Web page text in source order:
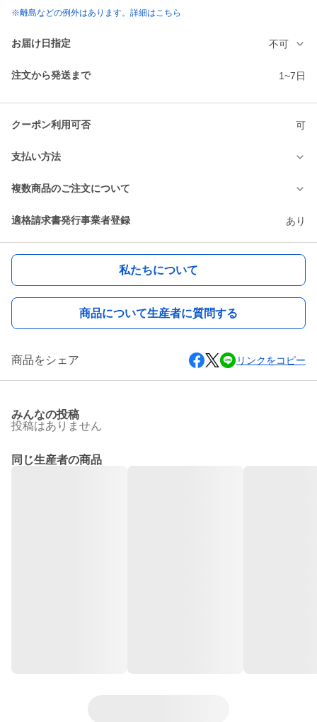
※離島などの例外はあります。詳細はこちら
お届け日指定 不可
注文から発送まで 1~7日
クーポン利用可否 可
支払い方法
複数商品のご注文について
適格請求書発行事業者登録 あり
私たちについて
商品について生産者に質問する
商品をシェア リンクをコピー
みんなの投稿
投稿はありません
同じ生産者の商品